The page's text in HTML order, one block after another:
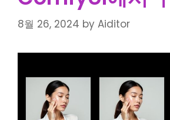
8월 26, 2024 by Aiditor